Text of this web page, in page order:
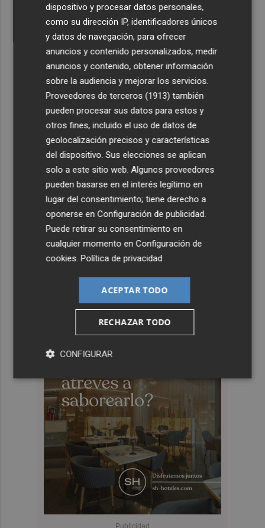
dispositivo y procesar datos personales,
como su dirección IP, identificadores únicos
y datos de navegación, para ofrecer
anuncios y contenido personalizados, medir
anuncios y contenido, obtener información
sobre la audiencia y mejorar los servicios.
Proveedores de terceros (1913) también
pueden procesar sus datos para estos y
otros fines, incluido el uso de datos de
geolocalización precisos y características
del dispositivo. Sus elecciones se aplican
solo a este sitio web. Algunos proveedores
pueden basarse en el interés legítimo en
lugar del consentimiento; tiene derecho a
oponerse enConfiguración de publicidad.
Puede retirar su consentimiento en
cualquier momento enConfiguración de
cookies.Política de privacidad
ACEPTAR TODO
RECHAZAR TODO
CONFIGURAR